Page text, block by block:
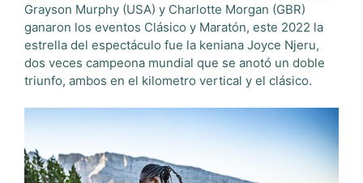
Grayson Murphy (USA) y Charlotte Morgan (GBR)
ganaron los eventos Clásico y Maratón, este 2022 la
estrella del espectáculo fue la keniana Joyce Njeru,
dos veces campeona mundial que se anotó un doble
triunfo, ambos en el kilometro vertical y el clásico.